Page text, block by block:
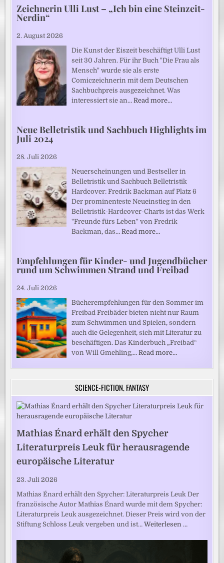
Zeichnerin Ulli Lust – „Ich bin eine Steinzeit-
Nerdin“
2. August 2026
Die Kunst der Eiszeit beschäftigt Ulli Lust
seit 30 Jahren. Für ihr Buch "Die Frau als
Mensch" wurde sie als erste
Comiczeichnerin mit dem Deutschen
Sachbuchpreis ausgezeichnet. Was
interessiert sie an…Read more…
Neue Belletristik und Sachbuch Highlights im
Juli 2024
28. Juli 2026
Neuerscheinungen und Bestseller in
Belletristik und Sachbuch Belletristik
Hardcover: Fredrik Backman auf Platz 6
Der prominenteste Neueinstieg in den
Belletristik-Hardcover-Charts ist das Werk
"Freunde fürs Leben" von Fredrik
Backman, das…Read more…
Empfehlungen für Kinder- und Jugendbücher
rund um Schwimmen Strand und Freibad
24. Juli 2026
Bücherempfehlungen für den Sommer im
Freibad Freibäder bieten nicht nur Raum
zum Schwimmen und Spielen, sondern
auch die Gelegenheit, sich mit Literatur zu
beschäftigen. Das Kinderbuch „Freibad“
von Will Gmehling,…Read more…
SCIENCE-FICTION, FANTASY
Mathias Énard erhält den Spycher
Literaturpreis Leuk für herausragende
europäische Literatur
23. Juli 2026
Mathias Énard erhält den Spycher: Literaturpreis Leuk Der
französische Autor Mathias Énard wurde mit dem Spycher:
Literaturpreis Leuk ausgezeichnet. Dieser Preis wird von der
Stiftung Schloss Leuk vergeben und ist…Weiterlesen …